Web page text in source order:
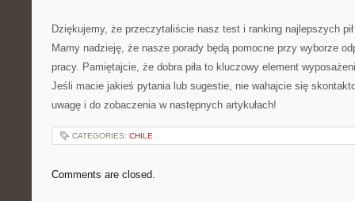
Dziękujemy, że przeczytaliście nasz test i ranking najlepszych
Mamy ​nadzieję, że nasze porady będą pomocne przy wyborze
pracy. Pamiętajcie, że dobra piła to⁤ kluczowy element
Jeśli macie jakieś pytania lub sugestie, nie wahajcie się
uwagę i do zobaczenia w następnych artykułach!
CATEGORIES: CHILE
Comments are closed.